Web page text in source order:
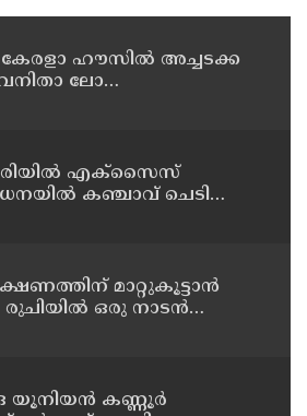
ഹൗസില്‍ അച്ചടക്ക
വനിതാ ലോ
എക്സൈസ്
കഞ്ചാവ് ചെടി
മാറ്റുകൂട്ടാൻ
രുചിയിൽ ഒരു നാടൻ
യൂനിയൻ കണ്ണൂർ